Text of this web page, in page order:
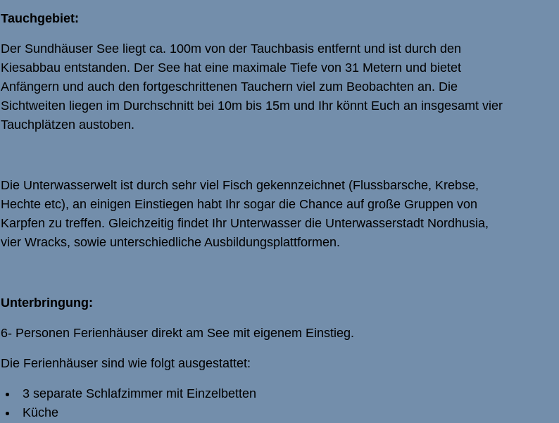
Tauchgebiet:
Der Sundhäuser See liegt ca. 100m von der Tauchbasis entfernt und ist durch den
Kiesabbau entstanden. Der See hat eine maximale Tiefe von 31 Metern und bietet
Anfängern und auch den fortgeschrittenen Tauchern viel zum Beobachten an. Die
Sichtweiten liegen im Durchschnitt bei 10m bis 15m und Ihr könnt Euch an insgesamt vier
Tauchplätzen austoben.
Die Unterwasserwelt ist durch sehr viel Fisch gekennzeichnet (Flussbarsche, Krebse,
Hechte etc), an einigen Einstiegen habt Ihr sogar die Chance auf große Gruppen von
Karpfen zu treffen. Gleichzeitig findet Ihr Unterwasser die Unterwasserstadt Nordhusia,
vier Wracks, sowie unterschiedliche Ausbildungsplattformen.
Unterbringung:
6- Personen Ferienhäuser direkt am See mit eigenem Einstieg.
Die Ferienhäuser sind wie folgt ausgestattet:
3 separate Schlafzimmer mit Einzelbetten
Küche